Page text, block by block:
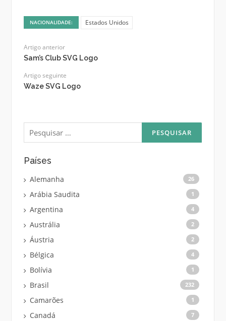
NACIONALIDADE: Estados Unidos
Artigo anterior
Sam’s Club SVG Logo
Artigo seguinte
Waze SVG Logo
Pesquisar
por:
Países
Alemanha 26
Arábia Saudita 1
Argentina 4
Austrália 2
Áustria 2
Bélgica 4
Bolívia 1
Brasil 232
Camarões 1
Canadá 7